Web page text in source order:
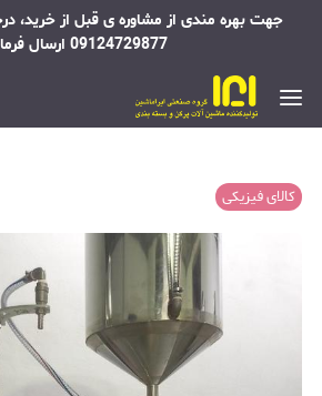
جهت بهره مندی از مشاوره ی قبل از خرید،
09124729877 ارسال فرمایید
کالای فیزیکی